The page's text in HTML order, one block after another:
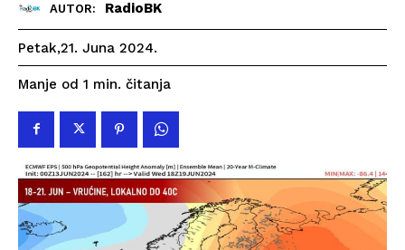
AUTOR: RadioBK
Petak,21. Juna 2024.
Manje od 1 min. čitanja